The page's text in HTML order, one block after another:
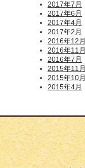
2017年7月
2017年6月
2017年4月
2017年2月
2016年12月
2016年11月
2016年7月
2015年11月
2015年10月
2015年4月